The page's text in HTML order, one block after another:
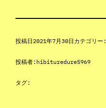
投稿日2021年7月30日 カテゴリー:
投稿者: hibituredure5969
タグ: